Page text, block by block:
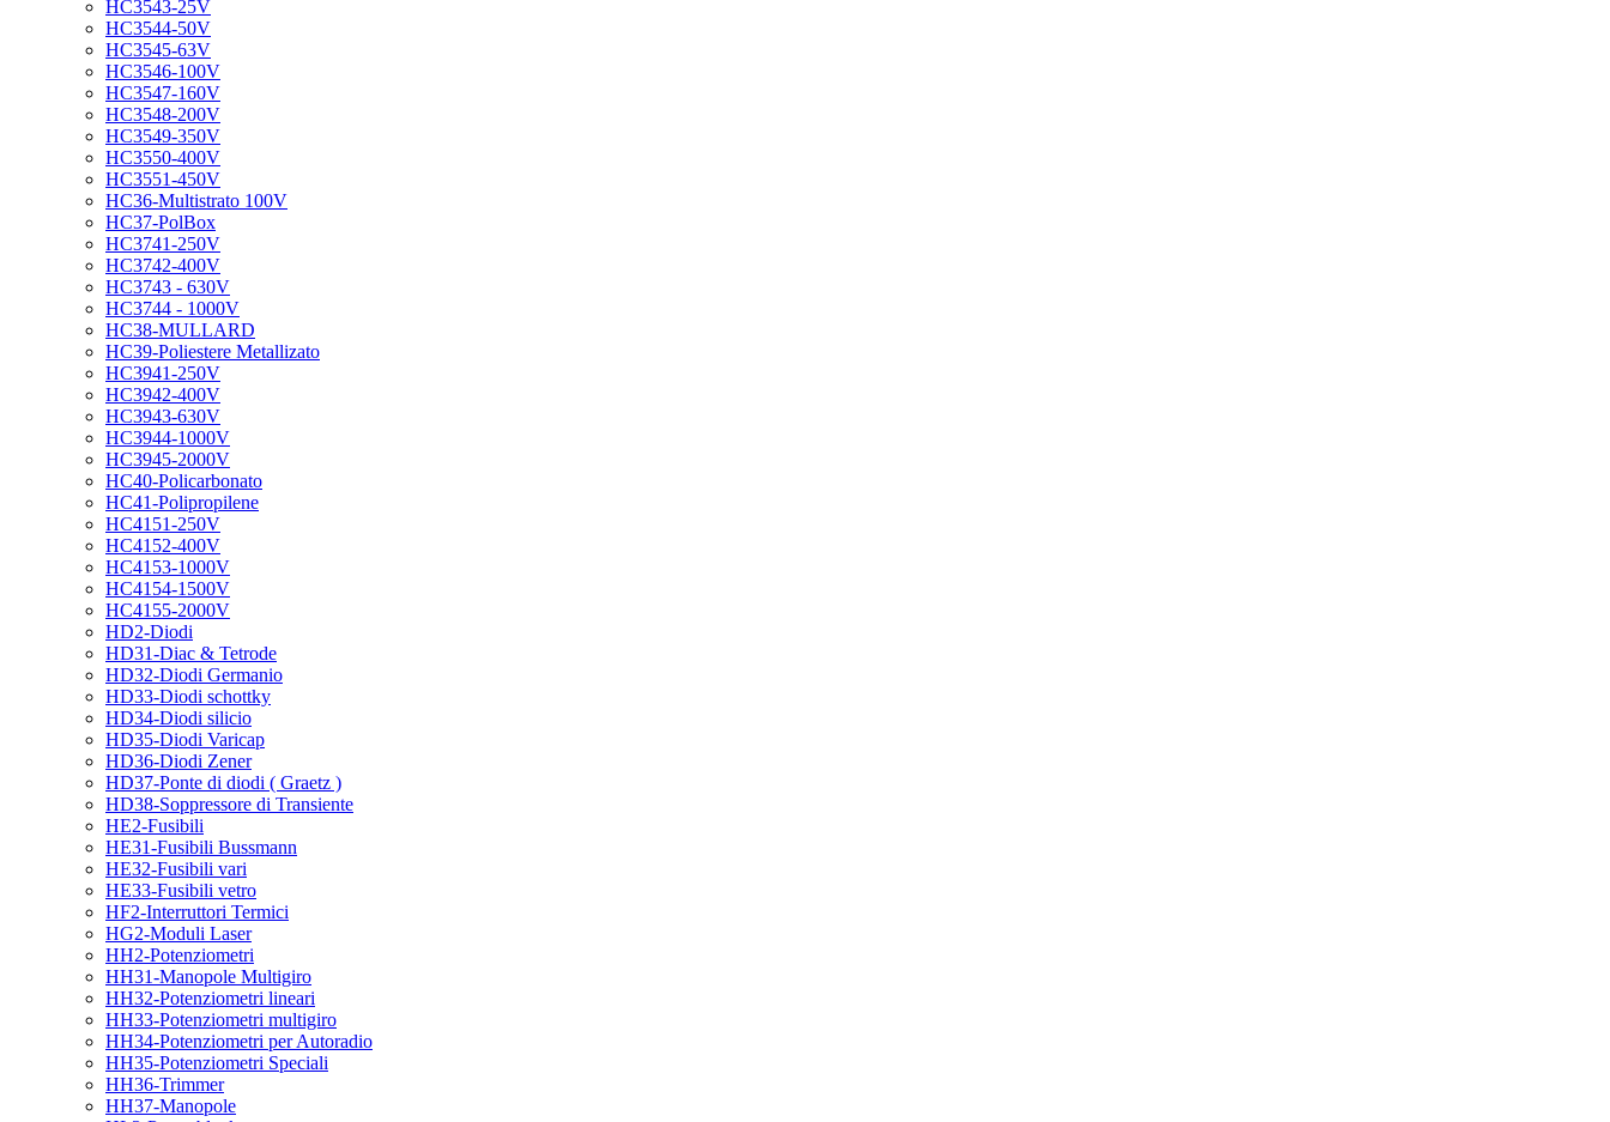
HC3543-25V
HC3544-50V
HC3545-63V
HC3546-100V
HC3547-160V
HC3548-200V
HC3549-350V
HC3550-400V
HC3551-450V
HC36-Multistrato 100V
HC37-PolBox
HC3741-250V
HC3742-400V
HC3743 - 630V
HC3744 - 1000V
HC38-MULLARD
HC39-Poliestere Metallizato
HC3941-250V
HC3942-400V
HC3943-630V
HC3944-1000V
HC3945-2000V
HC40-Policarbonato
HC41-Polipropilene
HC4151-250V
HC4152-400V
HC4153-1000V
HC4154-1500V
HC4155-2000V
HD2-Diodi
HD31-Diac & Tetrode
HD32-Diodi Germanio
HD33-Diodi schottky
HD34-Diodi silicio
HD35-Diodi Varicap
HD36-Diodi Zener
HD37-Ponte di diodi ( Graetz )
HD38-Soppressore di Transiente
HE2-Fusibili
HE31-Fusibili Bussmann
HE32-Fusibili vari
HE33-Fusibili vetro
HF2-Interruttori Termici
HG2-Moduli Laser
HH2-Potenziometri
HH31-Manopole Multigiro
HH32-Potenziometri lineari
HH33-Potenziometri multigiro
HH34-Potenziometri per Autoradio
HH35-Potenziometri Speciali
HH36-Trimmer
HH37-Manopole